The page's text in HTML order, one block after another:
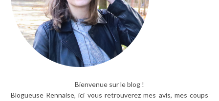
Bienvenue sur le blog !
Blogueuse Rennaise, ici vous retrouverez mes avis, mes coups